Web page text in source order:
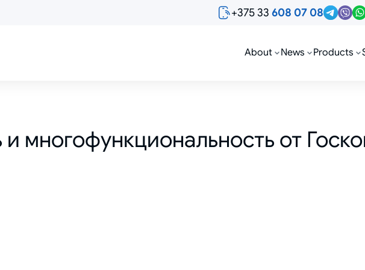
+375 33 608 07 08
About News Products
и многофункциональность от